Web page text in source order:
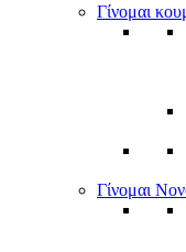
Γίνομαι
Γίνομαι